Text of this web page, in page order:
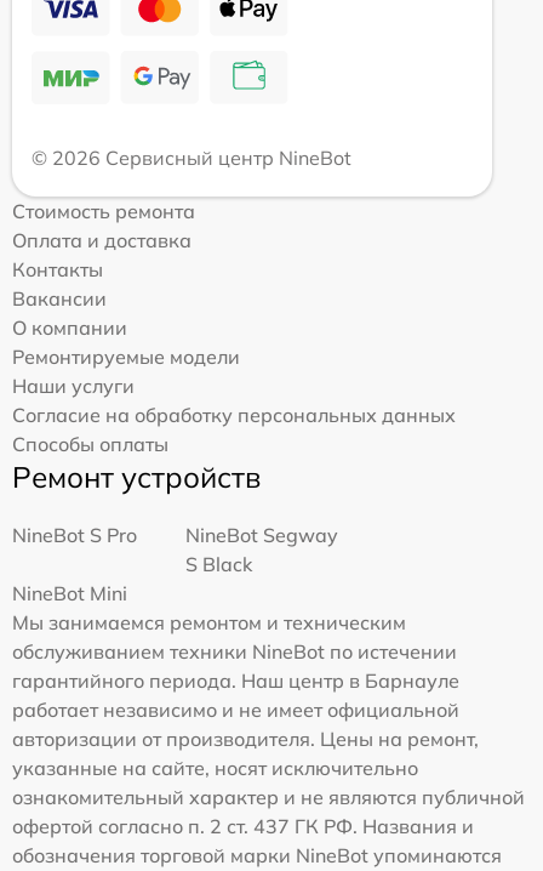
© 2026 Сервисный центр NineBot
Стоимость ремонта
Оплата и доставка
Контакты
Вакансии
О компании
Ремонтируемые модели
Наши услуги
Согласие на обработку персональных данных
Способы оплаты
Ремонт устройств
NineBot S Pro
NineBot Segway
S Black
NineBot Mini
Мы занимаемся ремонтом и техническим
обслуживанием техники NineBot по истечении
гарантийного периода. Наш центр в Барнауле
работает независимо и не имеет официальной
авторизации от производителя. Цены на ремонт,
указанные на сайте, носят исключительно
ознакомительный характер и не являются публичной
офертой согласно п. 2 ст. 437 ГК РФ. Названия и
обозначения торговой марки NineBot упоминаются